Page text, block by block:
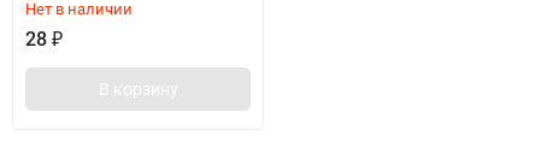
Нет в наличии
28 ₽
В корзину